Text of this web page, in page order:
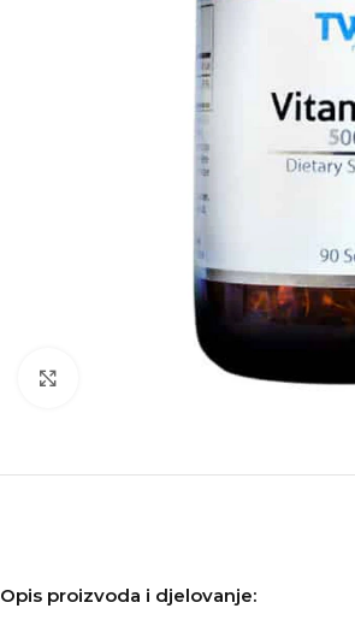
Kliknite za povećanje
Opis proizvoda i djelovanje: